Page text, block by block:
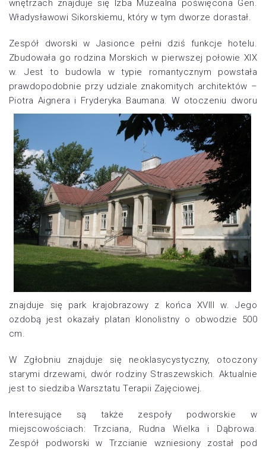
wnętrzach znajduje się Izba Muzealna poświęcona Gen.
Władysławowi Sikorskiemu, który w tym dworze dorastał.
Zespół dworski w Jasionce pełni dziś funkcje hotelu.
Zbudowała go rodzina Morskich w pierwszej połowie XIX
w. Jest to budowla w typie romantycznym powstała
prawdopodobnie przy udziale znakomitych architektów –
Piotra Aignera i Fryderyka Baumana. W otoczeniu dworu
znajduje się park krajobrazowy z końca XVIII w. Jego
ozdobą jest okazały platan klonolistny o obwodzie 500
cm.
W Zgłobniu znajduje się neoklasycystyczny, otoczony
starymi drzewami, dwór rodziny Straszewskich. Aktualnie
jest to siedziba Warsztatu Terapii Zajęciowej.
Interesujące są także zespoły podworskie w
miejscowościach: Trzciana, Rudna Wielka i Dąbrowa.
Zespół podworski w Trzcianie wzniesiony został pod